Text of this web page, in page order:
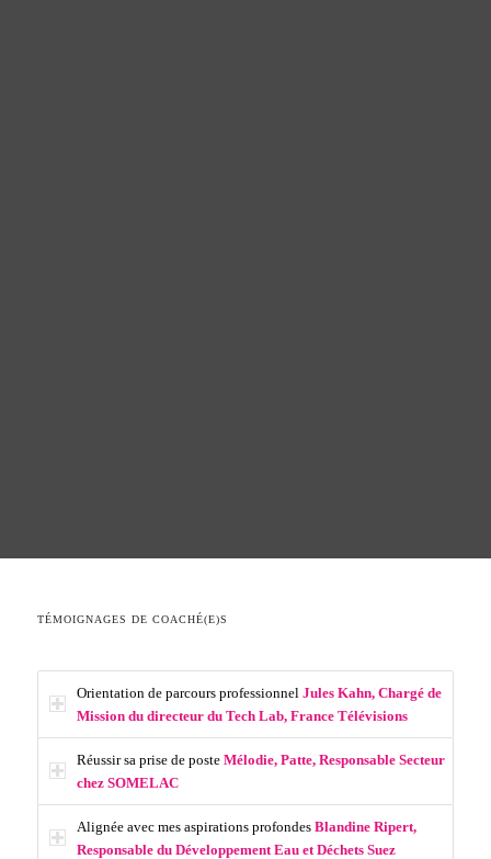
TÉMOIGNAGES DE COACHÉ(E)S
Orientation de parcours professionnel Jules Kahn, Chargé de
Mission du directeur du Tech Lab, France Télévisions
Réussir sa prise de poste Mélodie, Patte, Responsable Secteur
chez SOMELAC
Alignée avec mes aspirations profondes Blandine Ripert,
Responsable du Développement Eau et Déchets Suez